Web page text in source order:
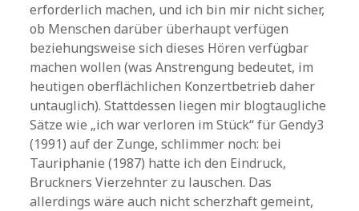
erforderlich machen, und ich bin mir nicht sicher,
ob Menschen darüber überhaupt verfügen
beziehungsweise sich dieses Hören verfügbar
machen wollen (was Anstrengung bedeutet, im
heutigen oberflächlichen Konzertbetrieb daher
untauglich). Stattdessen liegen mir blogtaugliche
Sätze wie „ich war verloren im Stück“ für Gendy3
(1991) auf der Zunge, schlimmer noch: bei
Tauriphanie (1987) hatte ich den Eindruck,
Bruckners Vierzehnter zu lauschen. Das
allerdings wäre auch nicht scherzhaft gemeint,